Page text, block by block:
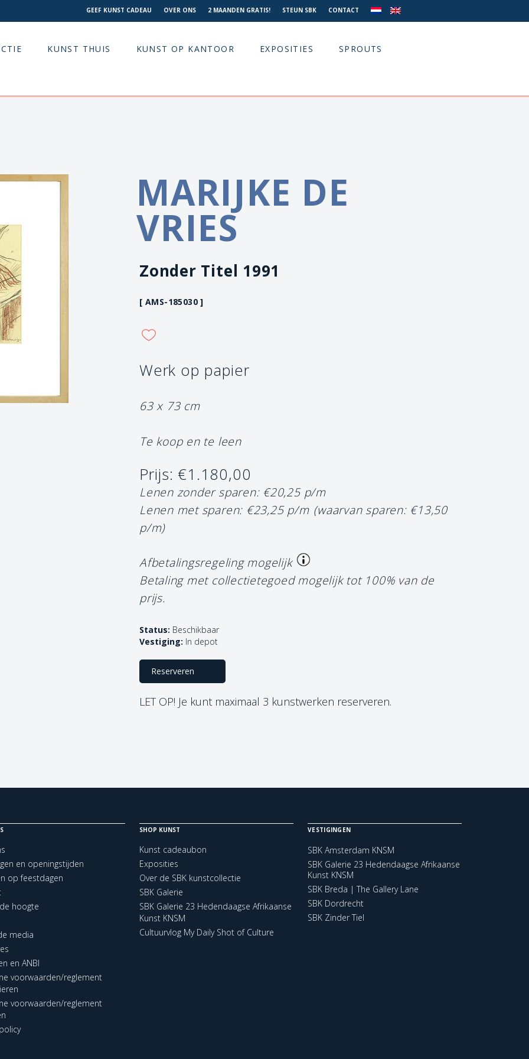
GEEF KUNST CADEAU OVER ONS 2 MAANDEN GRATIS! STEUN SBK CONTACT
KUNST THUIS KUNST OP KANTOOR EXPOSITIES SPROUTS
MARIJKE DE
VRIES
Zonder Titel 1991
[ AMS-185030 ]
Werk op papier
63 x 73 cm
Te koop en te leen
Prijs: €1.180,00
Lenen zonder sparen: €20,25 p/m
Lenen met sparen: €23,25 p/m (waarvan sparen: €13,50
p/m)
Afbetalingsregeling mogelijk
Betaling met collectietegoed mogelijk tot 100% van de
prijs.
Status: Beschikbaar
Vestiging: In depot
Reserveren
LET OP! Je kunt maximaal 3 kunstwerken reserveren.
en openingstijden
op feestdagen
hoogte
media
en ANBI
voorwaarden/reglement
voorwaarden/reglement
SHOP KUNST
Kunst cadeaubon
Exposities
Over de SBK kunstcollectie
SBK Galerie
SBK Galerie 23 Hedendaagse Afrikaanse
Kunst KNSM
Cultuurvlog My Daily Shot of Culture
VESTIGINGEN
SBK Amsterdam KNSM
SBK Galerie 23 Hedendaagse Afrikaanse
Kunst KNSM
SBK Breda | The Gallery Lane
SBK Dordrecht
SBK Zinder Tiel